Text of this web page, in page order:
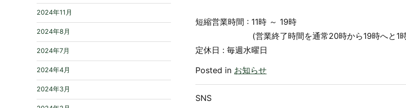
短縮営業時間 : 11時 ～ 19時
(営業終了時間を通常20時から19時へと1時間
定休日 : 毎週水曜日
Posted in お知らせ
SNS
2024年11月
2024年8月
2024年7月
2024年4月
2024年3月